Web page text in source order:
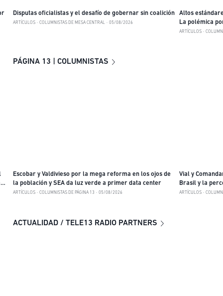
Disputas oficialistas y el desafío de gobernar sin coalición
ARTÍCULOS COLUMNISTAS DE MESA CENTRAL 05/08/2026
Altos
La polémica
ARTÍCULOS
PÁGINA 13 | COLUMNISTAS
Escobar y Valdivieso por la mega reforma en los ojos de
la población y SEA da luz verde a primer data center
ARTÍCULOS COLUMNISTAS DE PÁGINA 13 05/08/2026
Vial y
Brasil y la
China
ARTÍCULOS
ACTUALIDAD / TELE13 RADIO PARTNERS